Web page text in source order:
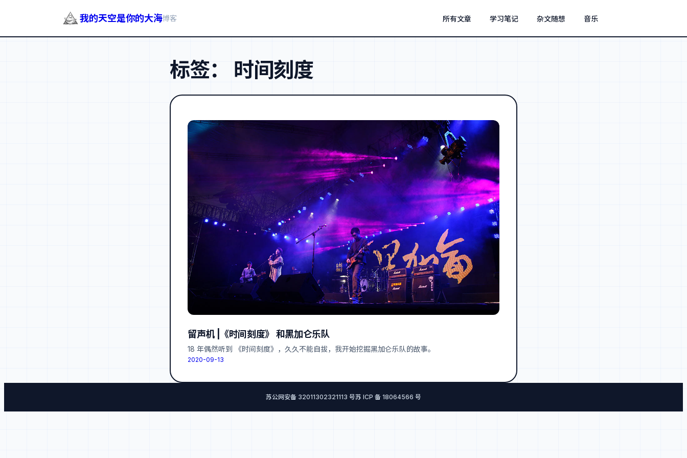
我的天空是你的大海博客 所有文章 学习笔记 杂文随想 音乐
标签： 时间刻度
留声机 |《时间刻度》 和黑加仑乐队
18 年偶然听到 《时间刻度》，久久不能自拔，我开始挖掘黑加仑乐队的故事。
2020-09-13
苏公网安备 32011302321113 号苏 ICP 备 18064566 号